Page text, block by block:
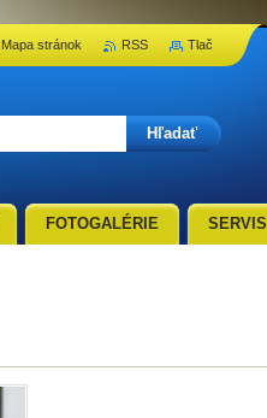
FOTOGALÉRIE SERVIS
Mapa stránok RSS Tlač